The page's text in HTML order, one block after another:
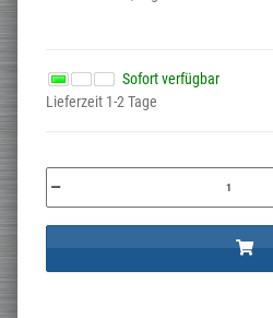
Sofort verfügbar
Lieferzeit 1-2 Tage